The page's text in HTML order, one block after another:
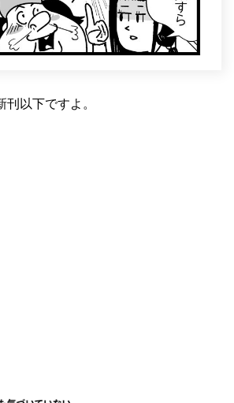
刊以下ですよ。